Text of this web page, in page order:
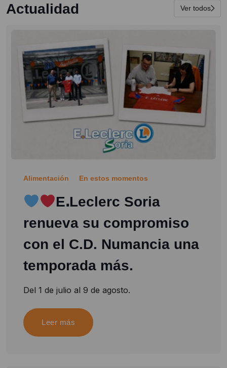
Actualidad Ver todos
Alimentación En estos momentos
EꓸLeclerc Soria
renueva su compromiso
con el C.D. Numancia una
temporada más.
Del 1 de julio al 9 de agosto.
Leer más